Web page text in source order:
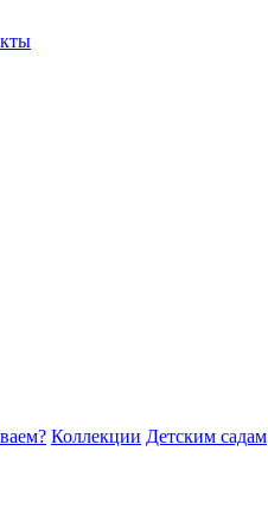
Коллекции Детским садам